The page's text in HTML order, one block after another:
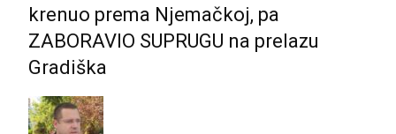
krenuo prema Njemačkoj, pa
ZABORAVIO SUPRUGU na prelazu
Gradiška